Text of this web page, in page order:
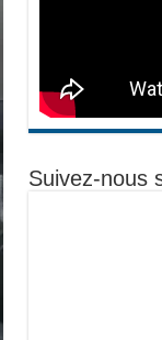
Suivez-nous